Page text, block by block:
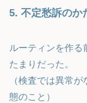
5. 不定愁訴のか
ルーティンを作る
たまりだった。
（検査では異常
態のこと）